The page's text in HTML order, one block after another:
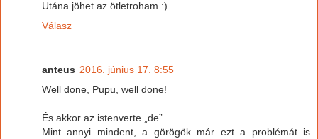
Utána jöhet az ötletroham.:)
Válasz
anteus 2016. június 17. 8:55
Well done, Pupu, well done!
És akkor az istenverte „de”.
Mint annyi mindent, a görögök már ezt a problémát is